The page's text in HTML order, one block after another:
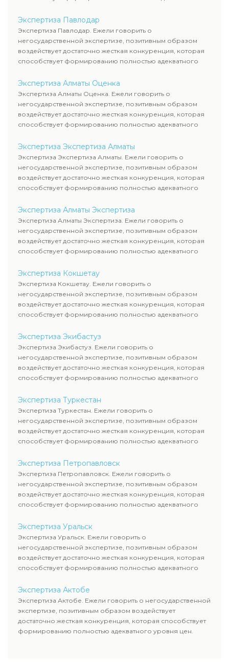
Экспертиза Павлодар
Экспертиза Павлодар. Ежели говорить о
негосударственной экспертизе, позитивным образом
воздействует достаточно жесткая конкуренция, которая
способствует формированию полностью адекватного
Экспертиза Алматы Оценка
Экспертиза Алматы Оценка. Ежели говорить о
негосударственной экспертизе, позитивным образом
воздействует достаточно жесткая конкуренция, которая
способствует формированию полностью адекватного
Экспертиза Экспертиза Алматы
Экспертиза Экспертиза Алматы. Ежели говорить о
негосударственной экспертизе, позитивным образом
воздействует достаточно жесткая конкуренция, которая
способствует формированию полностью адекватного
Экспертиза Алматы Экспертиза
Экспертиза Алматы Экспертиза. Ежели говорить о
негосударственной экспертизе, позитивным образом
воздействует достаточно жесткая конкуренция, которая
способствует формированию полностью адекватного
Экспертиза Кокшетау
Экспертиза Кокшетау. Ежели говорить о
негосударственной экспертизе, позитивным образом
воздействует достаточно жесткая конкуренция, которая
способствует формированию полностью адекватного
Экспертиза Экибастуз
Экспертиза Экибастуз. Ежели говорить о
негосударственной экспертизе, позитивным образом
воздействует достаточно жесткая конкуренция, которая
способствует формированию полностью адекватного
Экспертиза Туркестан
Экспертиза Туркестан. Ежели говорить о
негосударственной экспертизе, позитивным образом
воздействует достаточно жесткая конкуренция, которая
способствует формированию полностью адекватного
Экспертиза Петропавловск
Экспертиза Петропавловск. Ежели говорить о
негосударственной экспертизе, позитивным образом
воздействует достаточно жесткая конкуренция, которая
способствует формированию полностью адекватного
Экспертиза Уральск
Экспертиза Уральск. Ежели говорить о
негосударственной экспертизе, позитивным образом
воздействует достаточно жесткая конкуренция, которая
способствует формированию полностью адекватного
Экспертиза Актобе
Экспертиза Актобе. Ежели говорить о негосударственной
экспертизе, позитивным образом воздействует
достаточно жесткая конкуренция, которая способствует
формированию полностью адекватного уровня цен.